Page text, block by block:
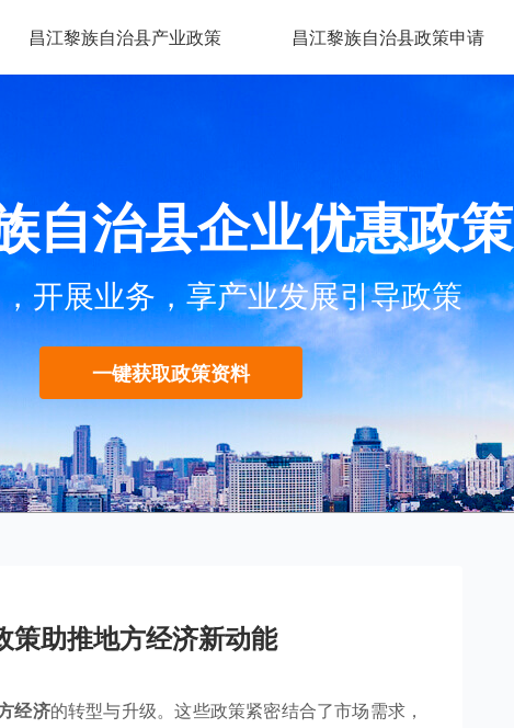
昌江黎族自治县产业政策 昌江黎族自治县政策申请
自治县企业优惠政策
开展业务，享产业发展引导政策
一键获取政策资料
策助推地方经济新动能
经济的转型与升级。这些政策紧密结合了市场需求，